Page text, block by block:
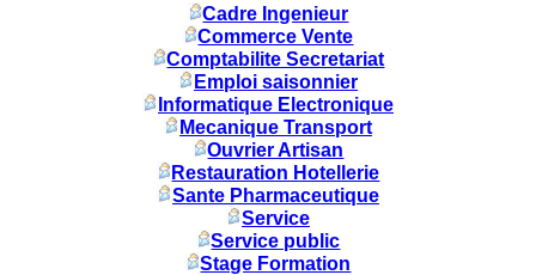
Cadre Ingenieur
Commerce Vente
Comptabilite Secretariat
Emploi saisonnier
Informatique Electronique
Mecanique Transport
Ouvrier Artisan
Restauration Hotellerie
Sante Pharmaceutique
Service
Service public
Stage Formation